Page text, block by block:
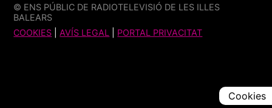
© ENS PÚBLIC DE RADIOTELEVISIÓ DE LES ILLES
BALEARS
COOKIES |AVÍS LEGAL PORTAL PRIVACITAT
Cookies